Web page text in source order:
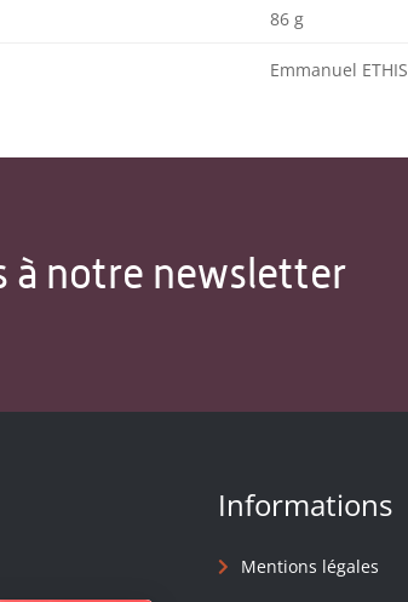
86 g
Emmanuel ETHIS
à notre newsletter
Informations
Mentions légales